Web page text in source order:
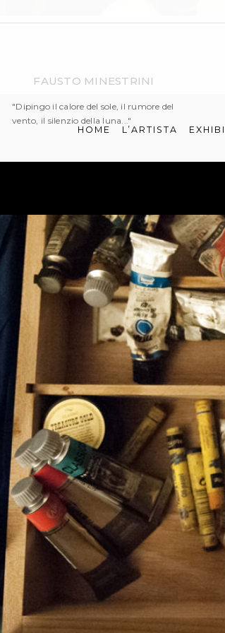
HOME L’ARTISTA
FAUSTO MINESTRINI
"Dipingo il calore del sole, il rumore del
vento, il silenzio della luna..."